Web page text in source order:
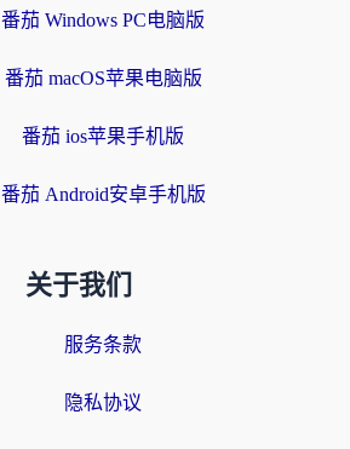
番茄 Windows PC电脑版
番茄 macOS苹果电脑版
番茄 ios苹果手机版
番茄 Android安卓手机版
关于我们
服务条款
隐私协议